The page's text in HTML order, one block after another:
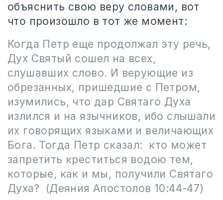
объяснить свою веру словами, вот
что произошло в тот же момент:
Когда Петр еще продолжал эту речь,
Дух Святый сошел на всех,
слушавших слово. И верующие из
обрезанных, пришедшие с Петром,
изумились, что дар Святаго Духа
излился и на язычников, ибо слышали
их говорящих языками и величающих
Бога. Тогда Петр сказал: кто может
запретить креститься водою тем,
которые, как и мы, получили Святаго
Духа? (Деяния Апостолов 10:44-47)